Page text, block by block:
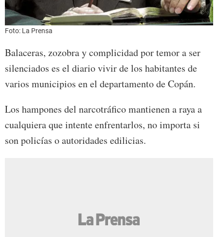
Foto: La Prensa
Balaceras, zozobra y complicidad por temor a ser
silenciados es el diario vivir de los habitantes de
varios municipios en el departamento de Copán.
Los hampones del narcotráfico mantienen a raya a
cualquiera que intente enfrentarlos, no importa si
son policías o autoridades edilicias.